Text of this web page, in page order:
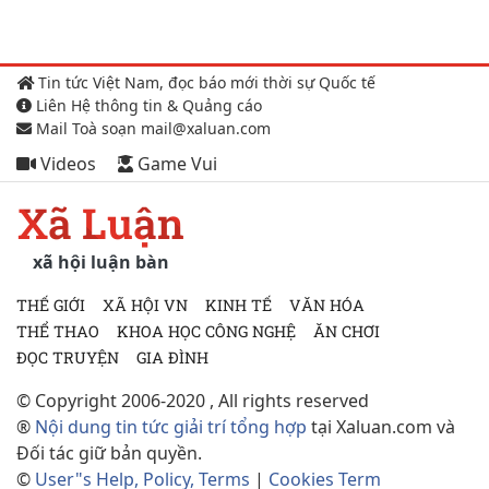
Tin tức Việt Nam, đọc báo mới thời sự Quốc tế
Liên Hệ thông tin & Quảng cáo
Mail Toà soạn mail@xaluan.com
Videos Game Vui
Xã Luận
xã hội luận bàn
THẾ GIỚI XÃ HỘI VN KINH TẾ
VĂN HÓA
THỂ THAO
KHOA HỌC CÔNG NGHỆ
ĂN CHƠI
ĐỌC TRUYỆN
GIA ĐÌNH
© Copyright 2006-2020 , All rights reserved
® Nội dung tin tức giải trí tổng hợp tại Xaluan.com và
Đối tác giữ bản quyền.
© User"s Help, Policy, Terms | Cookies Term